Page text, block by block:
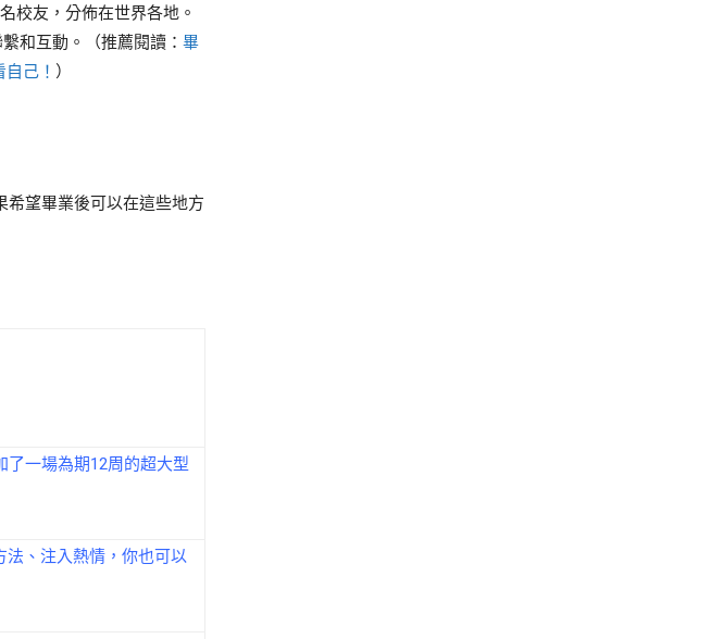
校友，分佈在世界各地。
和互動。（推薦閱讀： 畢
己！ ）
希望畢業後可以在這些地方
了一場為期12周的超大型
法、注入熱情，你也可以